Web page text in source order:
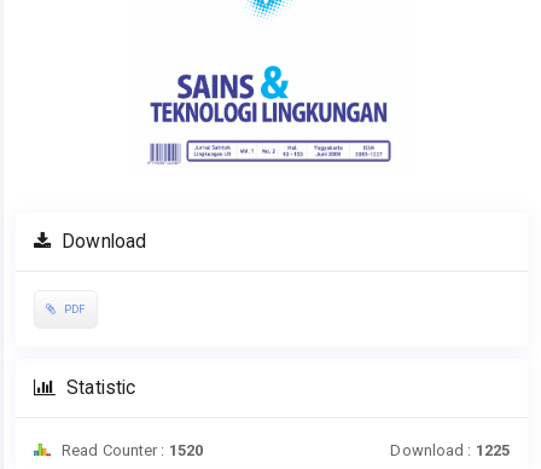
Download
PDF
Statistic
Read Counter : 1520 Download : 1225